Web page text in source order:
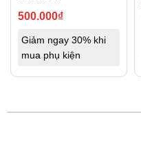
500.000₫
Giảm ngay 30% khi
mua phụ kiện